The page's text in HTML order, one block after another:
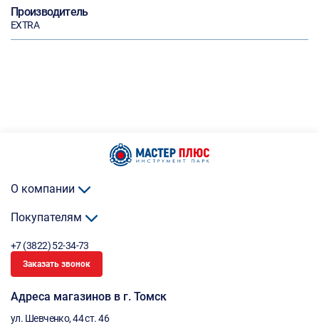
Производитель
EXTRA
О компании
Покупателям
+7 (3822) 52-34-73
Заказать звонок
Адреса магазинов в г. Томск
ул. Шевченко, 44 ст. 46